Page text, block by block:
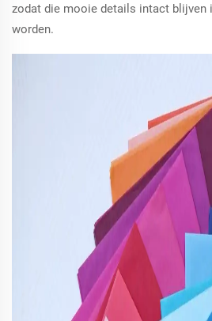
zodat die mooie details intact blijven
worden.